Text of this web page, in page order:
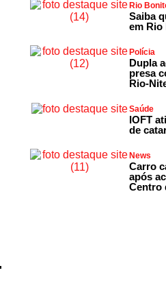
Rio
Saiba
em Rio
Polícia
Dupla
presa
Rio-
Saúde
IOFT
de
News
Carro
após
Centro